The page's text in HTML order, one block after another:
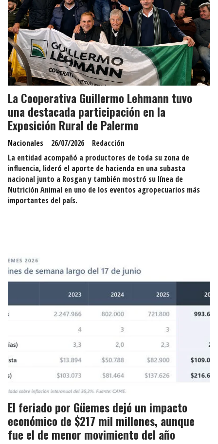
La Cooperativa Guillermo Lehmann tuvo
una destacada participación en la
Exposición Rural de Palermo
Redacción
Nacionales
26/07/2026
La entidad acompañó a productores de toda su zona de
influencia, lideró el aporte de hacienda en una subasta
nacional junto a Rosgan y también mostró su línea de
Nutrición Animal en uno de los eventos agropecuarios más
importantes del país.
El feriado por Güemes dejó un impacto
económico de $217 mil millones, aunque
fue el de menor movimiento del año